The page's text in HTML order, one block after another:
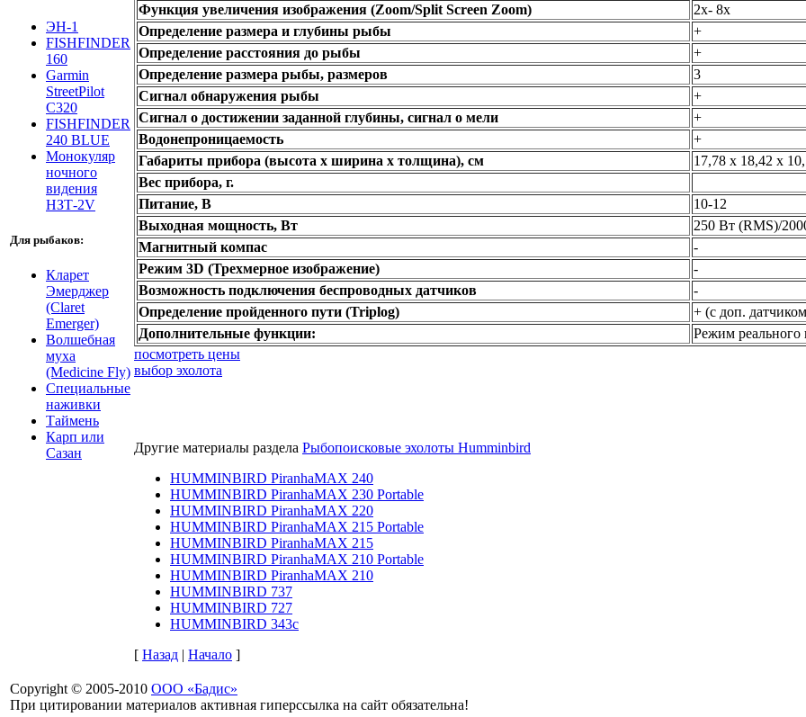
ЭН-1
FISHFINDER
160
Garmin
StreetPilot
C320
FISHFINDER
240 BLUE
Монокуляр
ночного
видения
НЗТ-2V
Для рыбаков:
Кларет
Эмерджер
(Claret
Emerger)
Волшебная
муха
(Medicine Fly)
Специальные
наживки
Таймень
Карп или
Сазан
Функция увеличения изображения (Zoom/Split Screen Zoom)
2x- 8x
Определение размера и глубины рыбы
+
Определение расстояния до рыбы
+
Определение размера рыбы, размеров
3
Сигнал обнаружения рыбы
+
Сигнал о достижении заданной глубины, сигнал о мели
+
Водонепроницаемость
+
Габариты прибора (высота х ширина х толщина), см
17,78 x 18,42 x
Вес прибора, г.
Питание, В
10-12
Выходная мощность, Вт
250 Вт (RMS)/
Магнитный компас
-
Режим 3D (Трехмерное изображение)
-
Возможность подключения беспроводных датчиков
-
Определение пройденного пути (Triplog)
+ (с доп.
Дополнительные функции:
Режим реального
посмотреть цены
выбор эхолота
Другие материалы раздела Рыбопоисковые эхолоты Humminbird
HUMMINBIRD PiranhaMAX 240
HUMMINBIRD PiranhaMAX 230 Portable
HUMMINBIRD PiranhaMAX 220
HUMMINBIRD PiranhaMAX 215 Portable
HUMMINBIRD PiranhaMAX 215
HUMMINBIRD PiranhaMAX 210 Portable
HUMMINBIRD PiranhaMAX 210
HUMMINBIRD 737
HUMMINBIRD 727
HUMMINBIRD 343c
[ Назад | Начало ]
Copyright © 2005-2010 ООО «Бадис»
При цитировании материалов активная гиперссылка на сайт обязательна!